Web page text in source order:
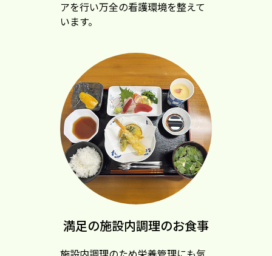
アを行い万全の看護環境を整えて
います。
満足の施設内調理のお食事